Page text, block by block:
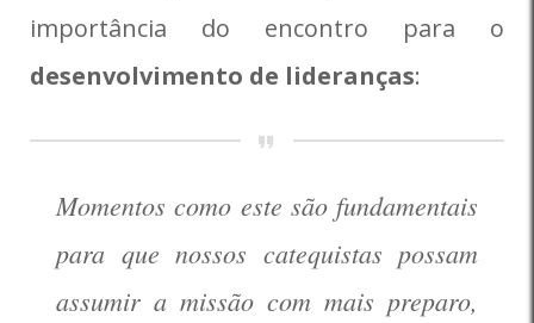
importância do encontro para o
desenvolvimento de lideranças:
Momentos como este são fundamentais
para que nossos catequistas possam
assumir a missão com mais preparo,